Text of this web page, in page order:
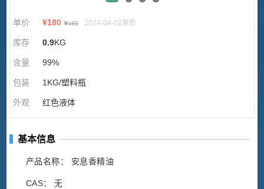
单价 ¥180 ¥185 2024-04-02更新
库存 0.9KG
含量 99%
包装 1KG/塑料瓶
外观 红色液体
基本信息
产品名称： 安息香精油
CAS： 无